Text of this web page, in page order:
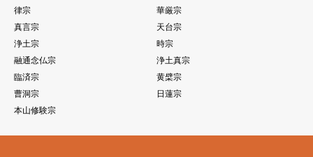
律宗
華厳宗
真言宗
天台宗
浄土宗
時宗
融通念仏宗
浄土真宗
臨済宗
黄檗宗
曹洞宗
日蓮宗
本山修験宗